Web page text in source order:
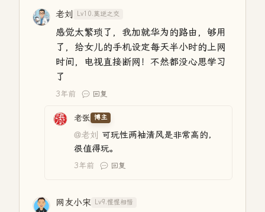
老刘 Lv10.莫逆之交
感觉太繁琐了，我加就华为的路由，够用
了，给女儿的手机设定每天半小时的上网
时间，电视直接断网！不然都没心思学习
了
3年前 回复
老张 博主
@老刘
可玩性两袖清风是非常高的，
很值得玩。
3年前 回复
网友小宋 Lv9.惺惺相惜